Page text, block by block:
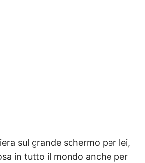
sul grande schermo per lei,
in tutto il mondo anche per